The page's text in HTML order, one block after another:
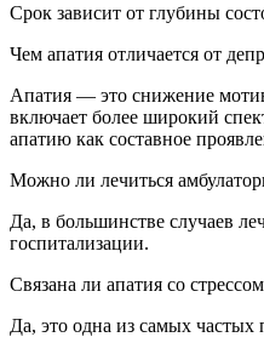
Срок зависит от глубины
Чем апатия отличается от
Апатия — это снижение
включает более широкий
апатию как составное
Можно ли лечиться
Да, в большинстве случаев
госпитализации.
Связана ли апатия со
Да, это одна из самых